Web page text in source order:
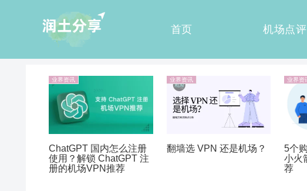
首页 机场点评
业界资讯
ChatGPT 国内怎么注册
使用？解锁 ChatGPT 注
册的机场VPN推荐
业界资讯
翻墙选 VPN 还是机场？
业界资
5个
小火
荐